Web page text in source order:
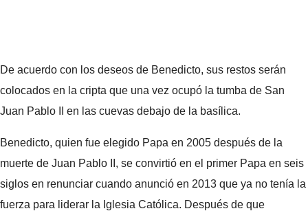
De acuerdo con los deseos de Benedicto, sus restos serán
colocados en la cripta que una vez ocupó la tumba de San
Juan Pablo II en las cuevas debajo de la basílica.
Benedicto, quien fue elegido Papa en 2005 después de la
muerte de Juan Pablo II, se convirtió en el primer Papa en seis
siglos en renunciar cuando anunció en 2013 que ya no tenía la
fuerza para liderar la Iglesia Católica. Después de que